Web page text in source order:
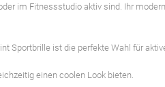
im Fitnessstudio aktiv sind. Ihr
Sportbrille ist die perfekte Wahl für
einen coolen Look bieten.